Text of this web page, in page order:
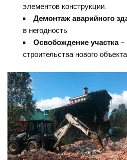
элементов конструкции.
Демонтаж аварийного
в негодность.
Освобождение участка–
строительства нового